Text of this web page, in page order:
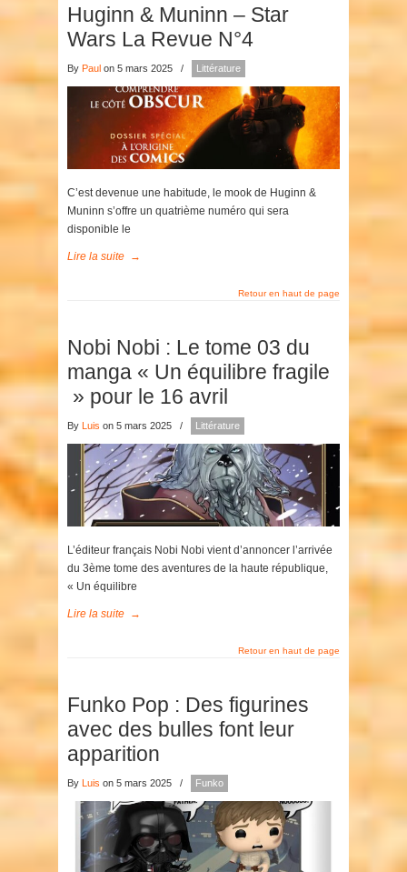
Huginn & Muninn – Star
Wars La Revue N°4
By Paul on 5 mars 2025 / Littérature
C’est devenue une habitude, le mook de Huginn &
Muninn s’offre un quatrième numéro qui sera
disponible le
Lire la suite →
Retour en haut de page
Nobi Nobi : Le tome 03 du
manga « Un équilibre fragile
» pour le 16 avril
By Luis on 5 mars 2025 / Littérature
L’éditeur français Nobi Nobi vient d’annoncer l’arrivée
du 3ème tome des aventures de la haute république,
« Un équilibre
Lire la suite →
Retour en haut de page
Funko Pop : Des figurines
avec des bulles font leur
apparition
By Luis on 5 mars 2025 / Funko